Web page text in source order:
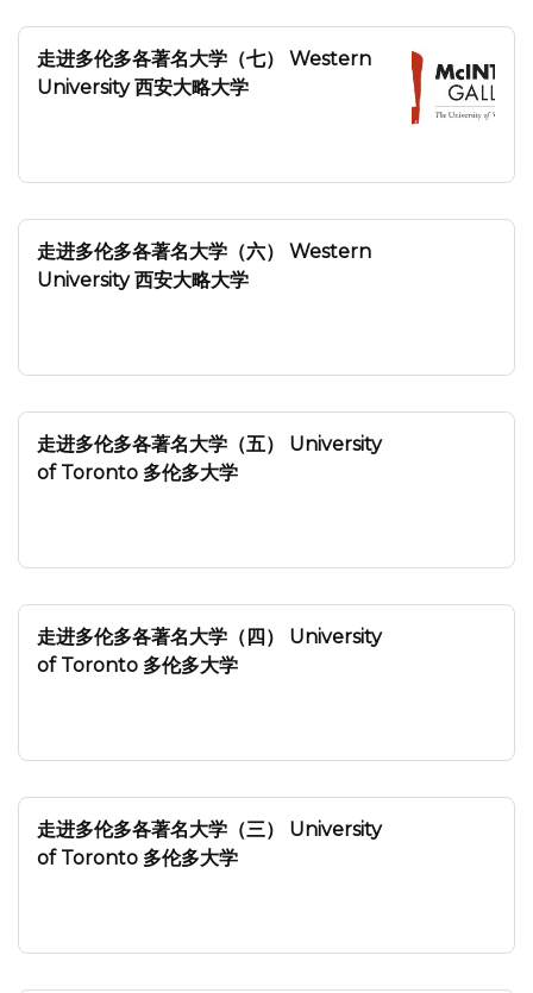
走进多伦多各著名大学（七） Western
University 西安大略大学
走进多伦多各著名大学（六） Western
University 西安大略大学
走进多伦多各著名大学（五） University
of Toronto 多伦多大学
走进多伦多各著名大学（四） University
of Toronto 多伦多大学
走进多伦多各著名大学（三） University
of Toronto 多伦多大学